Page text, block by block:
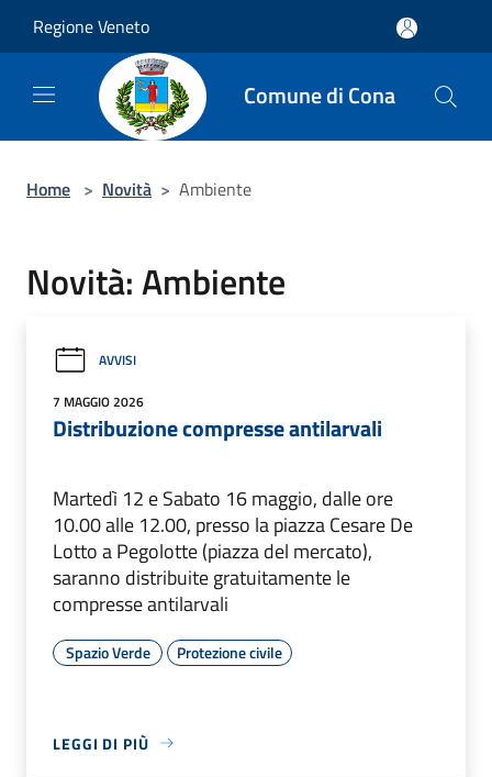
Regione Veneto
Comune di Cona
Home > Novità > Ambiente
Novità: Ambiente
AVVISI
7 MAGGIO 2026
Distribuzione compresse antilarvali
Martedì 12 e Sabato 16 maggio, dalle ore
10.00 alle 12.00, presso la piazza Cesare De
Lotto a Pegolotte (piazza del mercato),
saranno distribuite gratuitamente le
compresse antilarvali
Spazio Verde Protezione civile
LEGGI DI PIÙ